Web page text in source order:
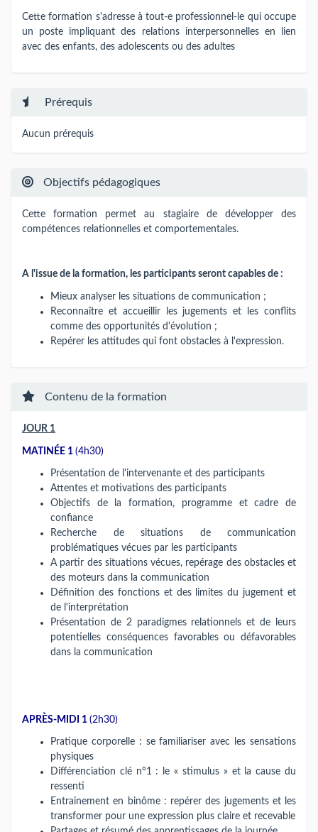
Cette formation s'adresse à tout-e professionnel-le qui occupe
un poste impliquant des relations interpersonnelles en lien
avec des enfants, des adolescents ou des adultes
Prérequis
Aucun prérequis
Objectifs pédagogiques
Cette formation permet au stagiaire de développer des
compétences relationnelles et comportementales.
A l'issue de la formation, les participants seront capables de :
Mieux analyser les situations de communication ;
Reconnaître et accueillir les jugements et les conflits
comme des opportunités d'évolution ;
Repérer les attitudes qui font obstacles à l'expression.
Contenu de la formation
JOUR 1
MATINÉE 1 (4h30)
Présentation de l'intervenante et des participants
Attentes et motivations des participants
Objectifs de la formation, programme et cadre de
confiance
Recherche de situations de communication
problématiques vécues par les participants
A partir des situations vécues, repérage des obstacles et
des moteurs dans la communication
Définition des fonctions et des limites du jugement et
de l'interprétation
Présentation de 2 paradigmes relationnels et de leurs
potentielles conséquences favorables ou défavorables
dans la communication
APRÈS-MIDI 1 (2h30)
Pratique corporelle : se familiariser avec les sensations
physiques
Différenciation clé n°1 : le « stimulus » et la cause du
ressenti
Entrainement en binôme : repérer des jugements et les
transformer pour une expression plus claire et recevable